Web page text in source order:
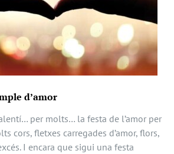
d’amor
per molts… la festa de l’amor per
cors, fletxes carregades d’amor, flors,
I encara que sigui una festa